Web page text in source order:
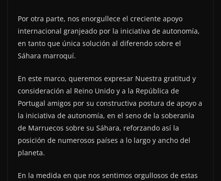
Por otra parte, nos enorgullece el creciente apoyo
internacional granjeado por la iniciativa de autonomía,
en tanto que única solución al diferendo sobre el
Sáhara marroquí.
En este marco, queremos expresar Nuestra gratitud y
consideración al Reino Unido y a la República de
Portugal amigos por su constructiva postura de apoyo a
la iniciativa de autonomía, en el seno de la soberanía
de Marruecos sobre su Sáhara, reforzando así la
posición de numerosos países a lo largo y ancho del
planeta.
En la medida en que nos sentimos orgullosos de estas